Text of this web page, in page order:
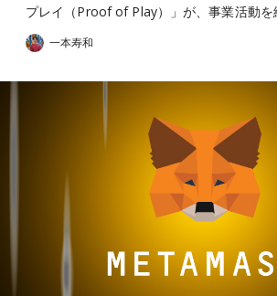
プレイ（Proof of Play）」が、事業活動
一本寿和